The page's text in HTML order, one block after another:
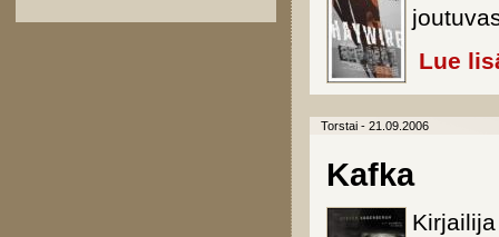
Lue
Torstai - 21.09.2006
Kafka